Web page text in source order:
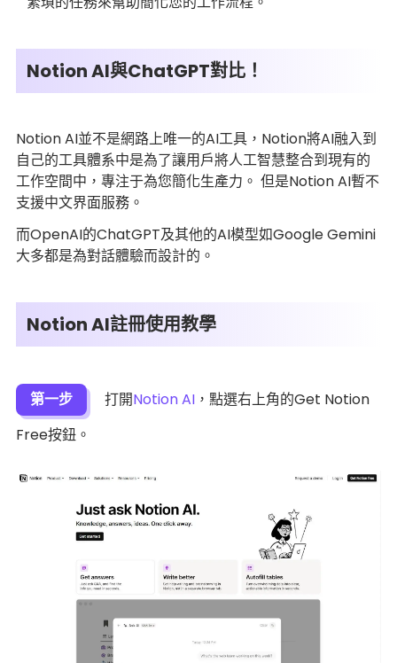
Notion AI與ChatGPT對比！
Notion AI並不是網路上唯一的AI工具，Notion將AI融入到
自己的工具體系中是為了讓用戶將人工智慧整合到現有的
工作空間中，專注于為您簡化生產力。 但是Notion AI暫不
支援中文界面服務。
而OpenAI的ChatGPT及其他的AI模型如Google Gemini
大多都是為對話體驗而設計的。
Notion AI註冊使用教學
第一步 打開Notion AI ，點選右上角的Get Notion
Free按鈕。